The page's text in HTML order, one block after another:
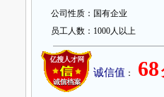
公司性质： 国有企业
员工人数： 1000人以上
诚信值 ： 68